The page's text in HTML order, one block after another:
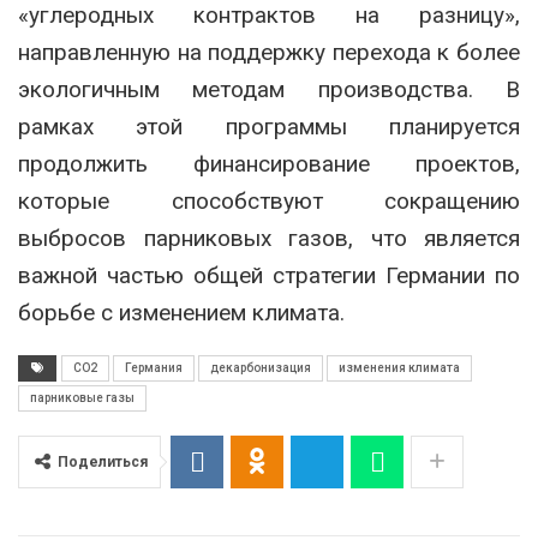
«углеродных контрактов на разницу»,
направленную на поддержку перехода к более
экологичным методам производства. В
рамках этой программы планируется
продолжить финансирование проектов,
которые способствуют сокращению
выбросов парниковых газов, что является
важной частью общей стратегии Германии по
борьбе с изменением климата.
CO2 Германия декарбонизация изменения климата
парниковые газы
Поделиться